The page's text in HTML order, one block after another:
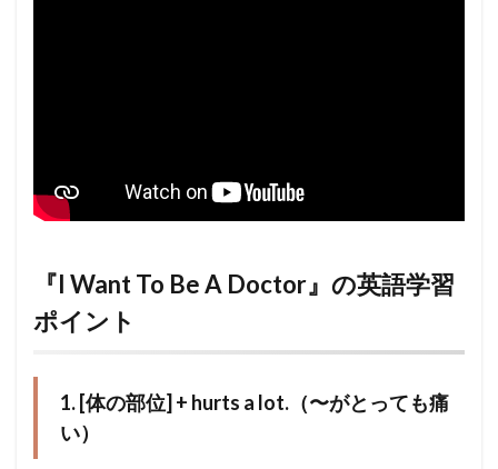
『I Want To Be A Doctor』の英語学習
ポイント
1. [体の部位] + hurts a lot.（〜がとっても痛
い）